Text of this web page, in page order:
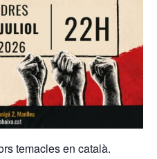
temacles en català.